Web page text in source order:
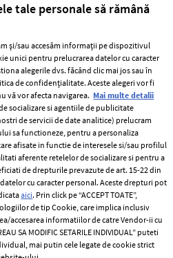
Termeni si conditii
Politica de
confidențialitate
Politica de cookies
Publicitate
tale personale să rămână
și/sau accesăm informații pe dispozitivul
unici pentru prelucrarea datelor cu caracter
alegerile dvs. făcând clic mai jos sau în
de confidențialitate. Aceste alegeri vor fi
vă vor afecta navigarea. Mai multe detalii
socializare si agentiile de publicitate
de servicii de date analitice) prelucram
sa functioneze, pentru a personaliza
afisate in functie de interesele si/sau profilul
aferente retelelor de socializare si pentru a
de drepturile prevazute de art. 15-22 din
cu caracter personal. Aceste drepturi pot
aici. Prin click pe “ACCEPT TOATE”,
de tip Cookie, care implica inclusiv
accesarea informatiilor de catre Vendor-ii cu
SA MODIFIC SETARILE INDIVIDUAL” puteti
mai putin cele legate de cookie strict